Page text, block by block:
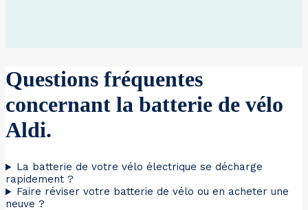
Questions fréquentes
concernant la batterie de vélo
Aldi.
La batterie de votre vélo électrique se décharge
rapidement ?
Faire réviser votre batterie de vélo ou en acheter une
neuve ?